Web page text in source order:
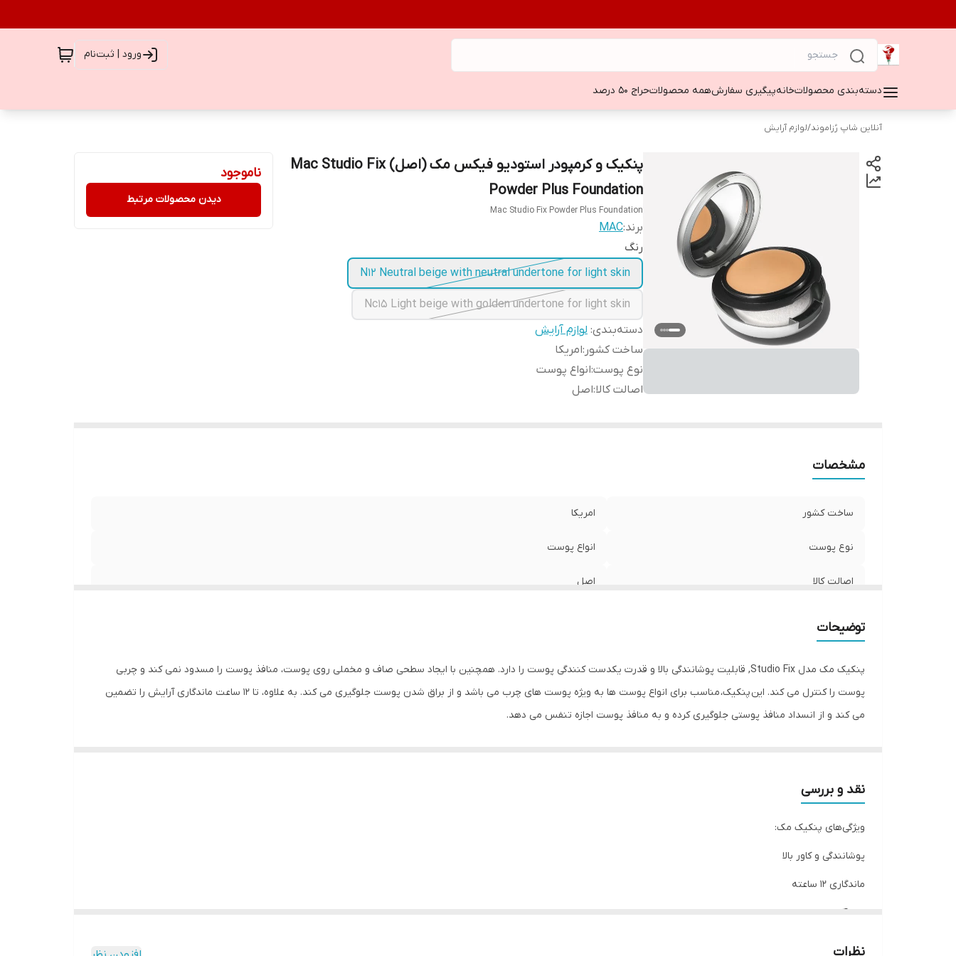
ورود | ثبت‌نام
دسته‌بندی محصولاتخانهپیگیری سفارشهمه محصولاتحراج ۵۰ درصد
آنلاین شاپ رُزاموند/لوازم آرایش
پنکیک و کرمپودر استودیو فیکس مک (اصل) Mac Studio Fix
Powder Plus Foundation
Mac Studio Fix Powder Plus Foundation
برند:MAC
رنگ
N12 Neutral beige with neutral undertone for light skin
Nc15 Light beige with golden undertone for light skin
دسته‌بندی: لوازم آرایش
ساخت کشور :امریکا
نوع پوست:انواع پوست
اصالت کالا:اصل
ناموجود
دیدن محصولات مرتبط
مشخصات
ساخت کشور امریکا
نوع پوست انواع پوست
اصالت کالا اصل
توضیحات
پنکیک مک مدل Studio Fix, قابلیت پوشانندگی بالا و قدرت یکدست کنندگی پوست را دارد. همچنین با ایجاد سطحی صاف و مخملی روی پوست، منافذ پوست را مسدود نمی کند و چربی
پوست را کنترل می کند. این پنکیک، مناسب برای انواع پوست ها به ویژه پوست های چرب می باشد و از براق شدن پوست جلوگیری می ‌کند. به علاوه، تا 12 ساعت ماندگاری آرایش را تضمین
می ‌کند و از انسداد منافذ پوستی جلوگیری کرده و به منافذ پوست اجازه تنفس می دهد.
پوشانندگی بسیار بالا
ماندگاری 12 ساعته
مات و مخملی
کنترل کننده چربی و جلوگیری از براقیت پوست
نقد و بررسی
ویژگی‌های پنکیک مک:
پوشانندگی و کاور بالا
ماندگاری 12 ساعته
ضد آکنه
نظرات